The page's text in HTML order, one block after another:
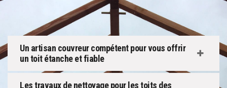
Un artisan couvreur compétent pour vous offrir
un toit étanche et fiable
Les travaux de nettoyage pour les toits des